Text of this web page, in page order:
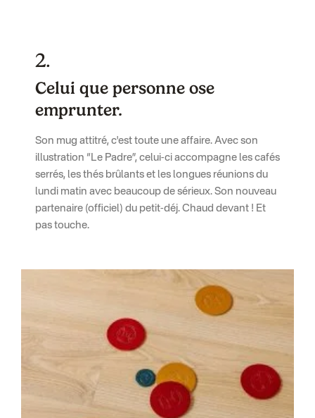
2.
Celui que personne ose
emprunter.
Son mug attitré, c'est toute une affaire. Avec son
illustration “Le Padre”, celui-ci accompagne les cafés
serrés, les thés brûlants et les longues réunions du
lundi matin avec beaucoup de sérieux. Son nouveau
partenaire (officiel) du petit-déj. Chaud devant ! Et
pas touche.